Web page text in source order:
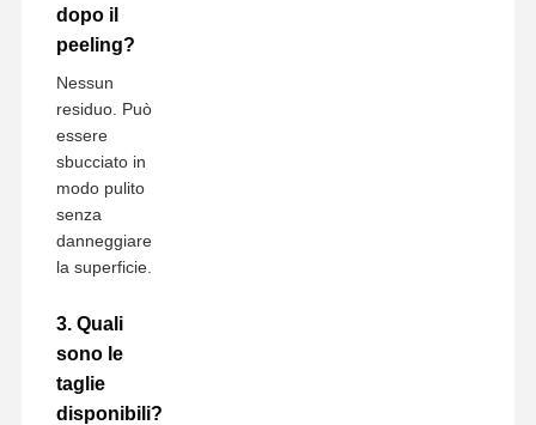
dopo il
peeling?
Nessun
residuo. Può
essere
sbucciato in
modo pulito
senza
danneggiare
la superficie.
3. Quali
sono le
taglie
disponibili?